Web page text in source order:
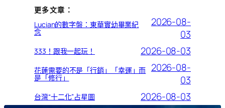
更多文章：
Lucian的數字盤：東華實幼畢業紀
念
2026-08-
03
333！跟我一起玩！ 2026-08-03
花蓮需要的不是「行銷」「幸運」而
是「修行」
2026-08-
03
台灣“十二化”占星圖 2026-08-03